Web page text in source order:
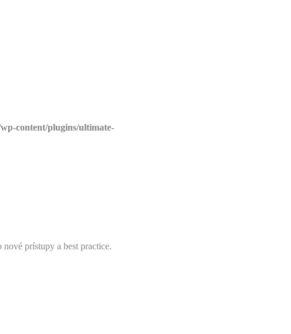
content/plugins/ultimate-
prístupy a best practice.